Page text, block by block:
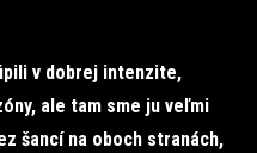
v dobrej intenzite,
ale tam sme ju veľmi
šancí na oboch stranách,